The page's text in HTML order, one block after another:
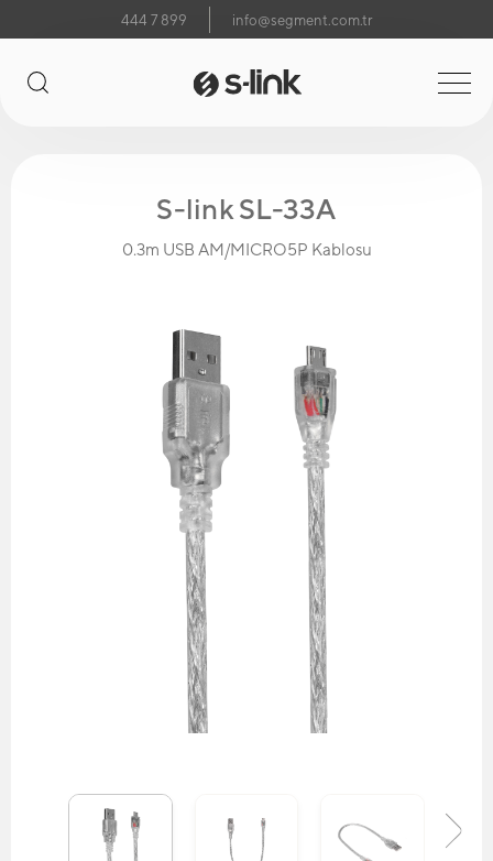
444 7 899 info@segment.com.tr
S-link SL-33A
0.3m USB AM/MICRO5P Kablosu